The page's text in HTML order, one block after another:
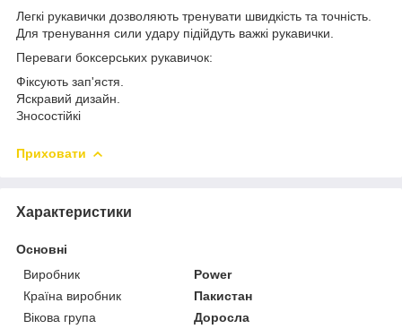
Легкі рукавички дозволяють тренувати швидкість та точність.
Для тренування сили удару підійдуть важкі рукавички.
Переваги боксерських рукавичок:
Фіксують зап'ястя.
Яскравий дизайн.
Зносостійкі
Приховати
Характеристики
Основні
Виробник
Power
Країна виробник
Пакистан
Вікова група
Доросла